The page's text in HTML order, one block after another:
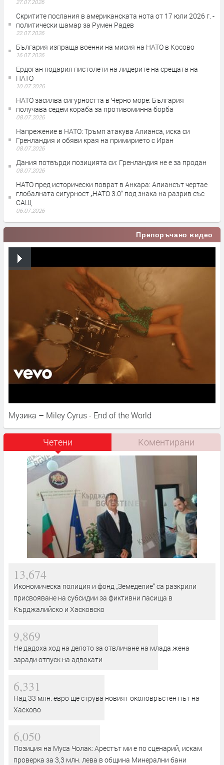
27.07.2026
Скритите послания в американската нота от 17 юли 2026 г. -
политически шамар за Румен Радев
22.07.2026
България изпраща военни на мисия на НАТО в Косово
16.07.2026
Ердоган подарил пистолети на лидерите на срещата на
НАТО
10.07.2026
НАТО засилва сигурността в Черно море: България
получава седем кораба за противоминна борба
08.07.2026
Напрежение в НАТО: Тръмп атакува Алианса, иска си
Гренландия и обяви края на примирието с Иран
08.07.2026
Дания потвърди позицията си: Гренландия не е за продан
08.07.2026
НАТО пред исторически поврат в Анкара: Алиансът чертае
глобалната сигурност „НАТО 3.0“ под знака на разрив със
САЩ
06.07.2026
Препоръчано видео
Музика – Miley Cyrus - End of the World
Четени Коментирани
13,674
Икономическа полиция и фонд „Земеделие“ са разкрили
присвояване на субсидии за фиктивни пасища в
Кърджалийско и Хасковско
9,869
Не дадоха ход на делото за отвличане на млада жена
заради отпуск на адвокати
6,331
Над 33 млн. евро ще струва новият околовръстен път на
Хасково
6,050
Позиция на Муса Чолак: Арестът ми е по сценарий, искам
проверка за 3,3 млн. лева в община Минерални бани